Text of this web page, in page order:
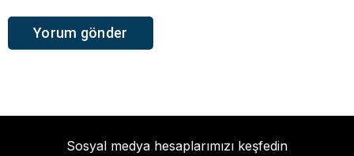
Sosyal medya hesaplarımızı keşfedin